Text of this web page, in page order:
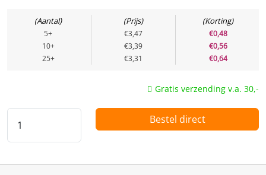
Energielabel
Vermogen (Watt)
Uitgangsspanning
Aantal Prijs Korting
5+ €3,47
€0,48
10+
€3,39
€0,56
25+
€3,31 €0,64
Gratis verzending v.a. 30,-
Bestel direct